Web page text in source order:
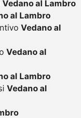
Vedano al Lambro
al Lambro
Vedano al
Vedano al
al Lambro
Vedano al